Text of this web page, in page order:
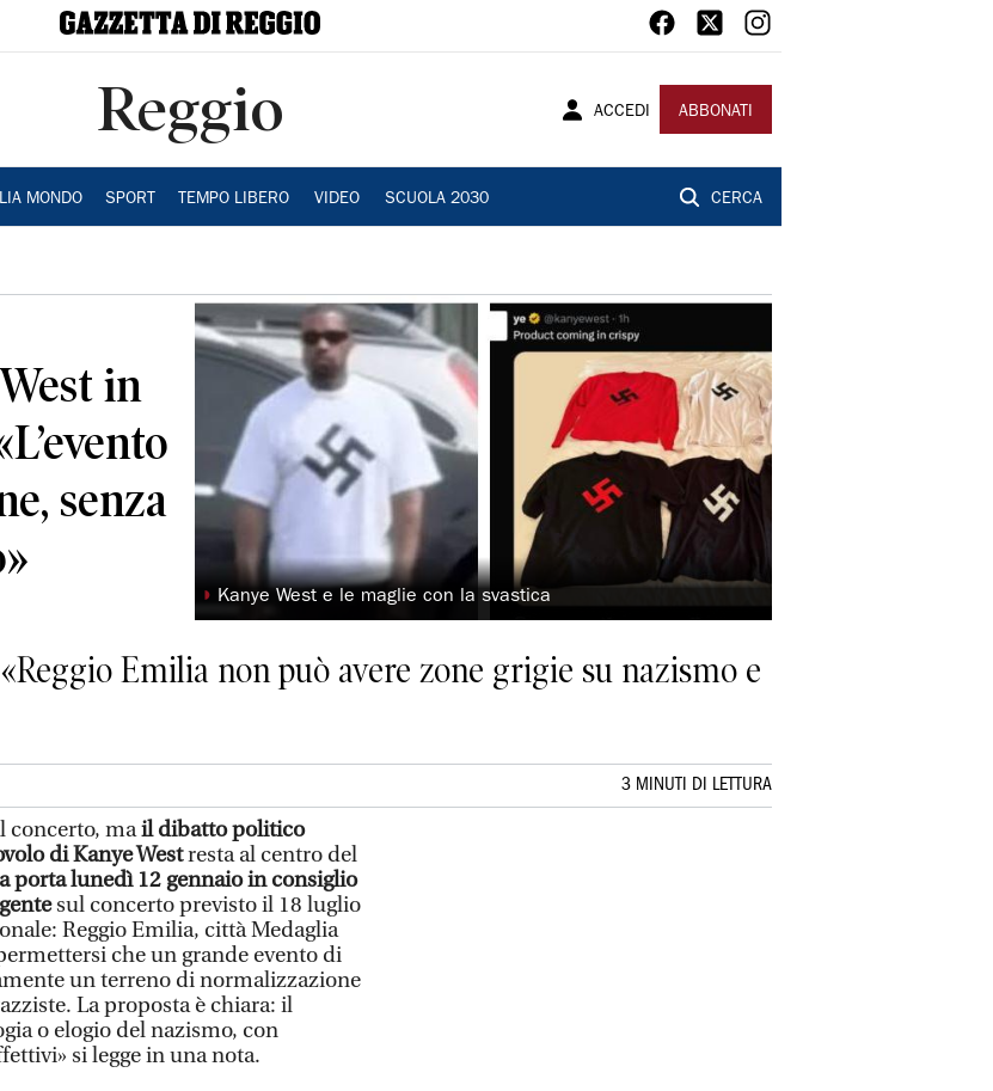
Reggio ACCEDI ABBONATI
MONDO SPORT TEMPO LIBERO VIDEO SCUOLA 2030 CERCA
in
senza
◗ Kanye West e le maglie con la svastica
Emilia non può avere zone grigie su nazismo e
3 MINUTI DI LETTURA
concerto, mail dibatto politico
di Kanye Westresta al centro del
porta lunedì 12 gennaio in consiglio
sul concerto previsto il 18 luglio
Reggio Emilia, città Medaglia
che un grande evento di
un terreno di normalizzazione
La proposta è chiara: il
o elogio del nazismo, con
si legge in una nota.